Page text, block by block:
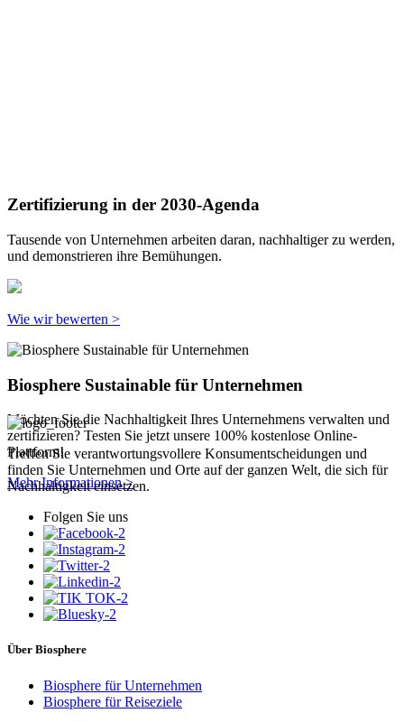
Zertifizierung in der 2030-Agenda
Tausende von Unternehmen arbeiten daran, nachhaltiger zu werden,
und demonstrieren ihre Bemühungen.
Wie wir bewerten >
Biosphere Sustainable für Unternehmen
Möchten Sie die Nachhaltigkeit Ihres Unternehmens verwalten und
zertifizieren? Testen Sie jetzt unsere 100% kostenlose Online-
Plattform!
Mehr Informationen >
Treffen Sie verantwortungsvollere Konsumentscheidungen und
finden Sie Unternehmen und Orte auf der ganzen Welt, die sich für
Nachhaltigkeit einsetzen.
Folgen Sie uns
Über Biosphere
Biosphere für Unternehmen
Biosphere für Reiseziele